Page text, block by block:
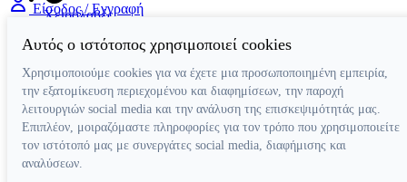
Χειρολαβές
Γωνιακές Micromotor
Ευθείες Micromotor
Χειρουργικές Γωνιακές
Ταχυσύνδεσμοι
Micromotor Ενδοδοντίας
Λίπανση
Είσοδος / Εγγραφή
Αυτός ο ιστότοπος χρησιμοποιεί cookies
Χρησιμοποιούμε cookies για να έχετε μια προσωποποιημένη εμπειρία,
την εξατομίκευση περιεχομένου και διαφημίσεων, την παροχή
λειτουργιών social media και την ανάλυση της επισκεψιμότητάς μας.
Επιπλέον, μοιραζόμαστε πληροφορίες για τον τρόπο που χρησιμοποιείτε
τον ιστότοπό μας με συνεργάτες social media, διαφήμισης και
αναλύσεων.